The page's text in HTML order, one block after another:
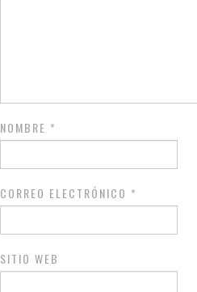
NOMBRE *
CORREO ELECTRÓNICO *
SITIO WEB